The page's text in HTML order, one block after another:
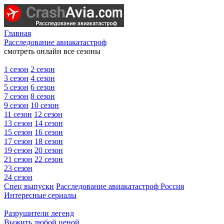
Главная
Расследование авиакатастроф
смотреть онлайн все сезоны
1 сезон 2 сезон
3 сезон 4 сезон
5 сезон 6 сезон
7 сезон 8 сезон
9 сезон 10 сезон
11 сезон 12 сезон
13 сезон 14 сезон
15 сезон 16 сезон
17 сезон 18 сезон
19 сезон 20 сезон
21 сезон 22 сезон
23 сезон
24 сезон
Спец выпуски Расследование авиакатастроф Россия
Интересные сериалы
Разрушители легенд
Выжить любой ценой